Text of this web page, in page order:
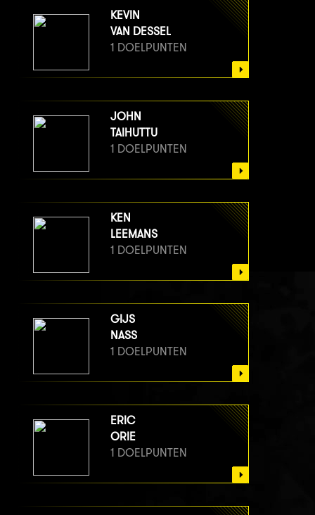
KEVIN
VAN DESSEL
1 DOELPUNTEN
JOHN
TAIHUTTU
1 DOELPUNTEN
KEN
LEEMANS
1 DOELPUNTEN
GIJS
NASS
1 DOELPUNTEN
ERIC
ORIE
1 DOELPUNTEN